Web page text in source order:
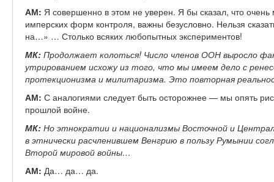
АМ: Я совершенно в этом не уверен. Я бы сказал, что
имперских форм контроля, важны безусловно. Нельзя
на…» … Столько всяких любопытных экспериментов!
МК: Продолжает колоться! Число членов ООН выросло
утрированием исхожу из того, что мы имеем дело с
протекционизма и милитаризма. Это повторная
АМ: С аналогиями следует быть осторожнее — мы опять
прошлой войне.
МК: Но этнократии и национализмы Восточной и
в этнически расчленившем Венгрию в пользу Румынии
Второй мировой войны…
АМ: Да… да… да.